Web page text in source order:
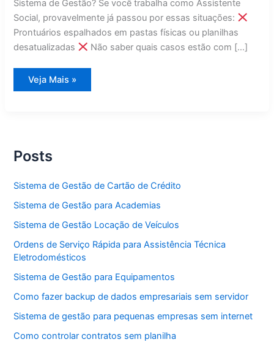
Sistema de Gestão? Se você trabalha como Assistente
Social, provavelmente já passou por essas situações:
Prontuários espalhados em pastas físicas ou planilhas
desatualizadas
Não saber quais casos estão com […]
Sistema
de
Veja Mais »
Posts
Sistema de Gestão de Cartão de Crédito
Sistema de Gestão para Academias
Sistema de Gestão Locação de Veículos
Ordens de Serviço Rápida para Assistência Técnica
Eletrodomésticos
Sistema de Gestão para Equipamentos
Como fazer backup de dados empresariais sem servidor
Sistema de gestão para pequenas empresas sem internet
Como controlar contratos sem planilha